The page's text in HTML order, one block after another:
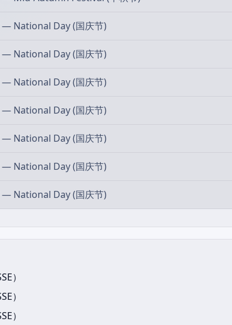
— National Day (国庆节)
— National Day (国庆节)
— National Day (国庆节)
— National Day (国庆节)
— National Day (国庆节)
— National Day (国庆节)
— National Day (国庆节)
）
）
）